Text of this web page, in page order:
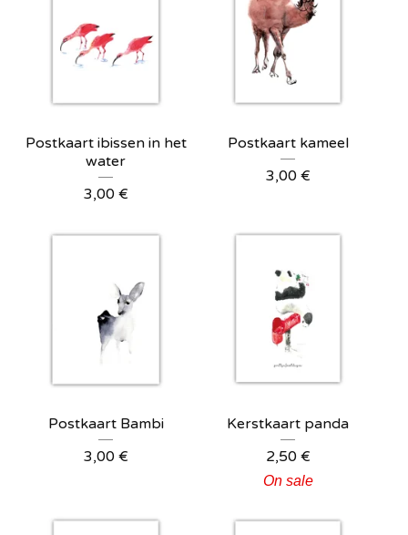
Postkaart ibissen in het
water
3,00 €
Postkaart kameel
3,00 €
Postkaart Bambi
3,00 €
Kerstkaart panda
2,50 €
On sale